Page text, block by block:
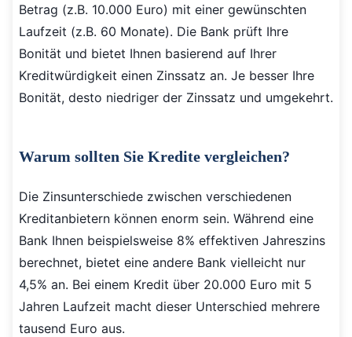
Betrag (z.B. 10.000 Euro) mit einer gewünschten
Laufzeit (z.B. 60 Monate). Die Bank prüft Ihre
Bonität und bietet Ihnen basierend auf Ihrer
Kreditwürdigkeit einen Zinssatz an. Je besser Ihre
Bonität, desto niedriger der Zinssatz und umgekehrt.
Warum sollten Sie Kredite vergleichen?
Die Zinsunterschiede zwischen verschiedenen
Kreditanbietern können enorm sein. Während eine
Bank Ihnen beispielsweise 8% effektiven Jahreszins
berechnet, bietet eine andere Bank vielleicht nur
4,5% an. Bei einem Kredit über 20.000 Euro mit 5
Jahren Laufzeit macht dieser Unterschied mehrere
tausend Euro aus.